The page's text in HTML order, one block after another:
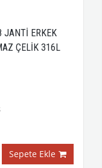
JANTİ ERKEK
ÇELİK 316L
GARANTİLİ
Sepete Ekle